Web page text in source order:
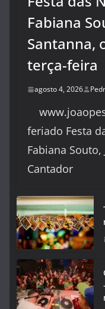
Fabiana
Santanna,
terça-feira
agosto 4, 2026
feriado Festa
Fabiana
Cantador